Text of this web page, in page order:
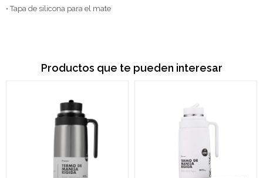
• Tapa de silicona para el mate
Productos que te pueden interesar